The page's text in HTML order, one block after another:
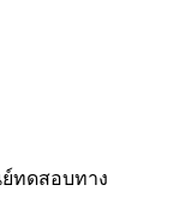
ทดสอบทาง